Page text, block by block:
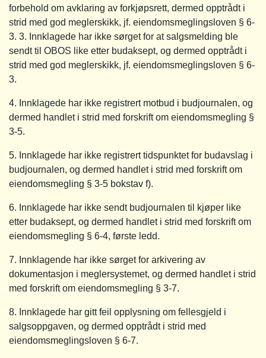
forbehold om avklaring av forkjøpsrett, dermed opptrådt i
strid med god meglerskikk, jf. eiendomsmeglingsloven § 6-
3. 3. Innklagede har ikke sørget for at salgsmelding ble
sendt til OBOS like etter budaksept, og dermed opptrådt i
strid med god meglerskikk, jf. eiendomsmeglingsloven § 6-
3.
4. Innklagede har ikke registrert motbud i budjournalen, og
dermed handlet i strid med forskrift om eiendomsmegling §
3-5.
5. Innklagede har ikke registrert tidspunktet for budavslag i
budjournalen, og dermed handlet i strid med forskrift om
eiendomsmegling § 3-5 bokstav f).
6. Innklagede har ikke sendt budjournalen til kjøper like
etter budaksept, og dermed handlet i strid med forskrift om
eiendomsmegling § 6-4, første ledd.
7. Innklagende har ikke sørget for arkivering av
dokumentasjon i meglersystemet, og dermed handlet i strid
med forskrift om eiendomsmegling § 3-7.
8. Innklagede har gitt feil opplysning om fellesgjeld i
salgsoppgaven, og dermed opptrådt i strid med
eiendomsmeglingsloven § 6-7.